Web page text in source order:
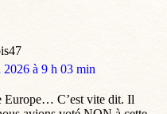
à 9 h 03 min
Europe… C’est vite dit. Il